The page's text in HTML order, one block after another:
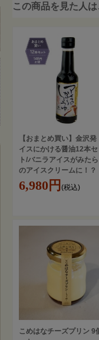
この商品を見た人
【おまとめ買い】金沢発
イスにかける醤油12本セ
ト/バニラアイスがみた
のアイスクリームに！？
6,980円 (税込)
こめはなチーズプリン 9